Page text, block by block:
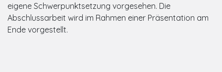
eigene Schwerpunktsetzung vorgesehen. Die
Abschlussarbeit wird im Rahmen einer Präsentation am
Ende vorgestellt.